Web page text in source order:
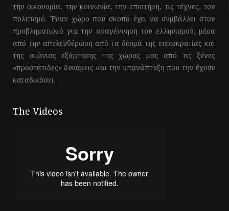
την οικονομία, την κοινωνία, την επιστήμη, τις τέχνες, τον
πολιτισμό. Έναν χώρο που σκοπό έχει να συμβάλλει στον
προβληματισμό για την αναγέννηση του ελληνισμού, μέσα
από την απελευθέρωση από τα δεσμά της ευρωκρατίας και
της αιώνιας εξάρτησης της χώρας μας από τις ξένες
«προστάτιδες» δυνάμεις και την υπανάπτυξη που την έχουν
καταδικάσει.
The Videos